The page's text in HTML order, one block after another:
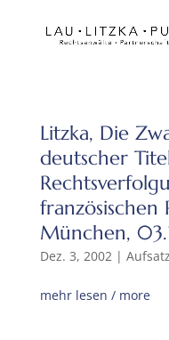
Litzka, Die
deutscher
französischen
München,
Dez. 3, 2002|
mehr lesen / more